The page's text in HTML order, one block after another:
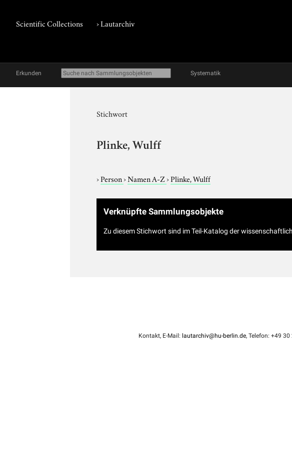
Scientific Collections ›Lautarchiv
Erkunden Systematik
Stichwort
Plinke, Wulff
›Person›Namen A-Z›Plinke, Wulff
Verknüpfte Sammlungsobjekte
Zu diesem Stichwort sind im Teil-Katalog der
Kontakt, E-Mail: lautarchiv@hu-berlin.de, Telefon: +49